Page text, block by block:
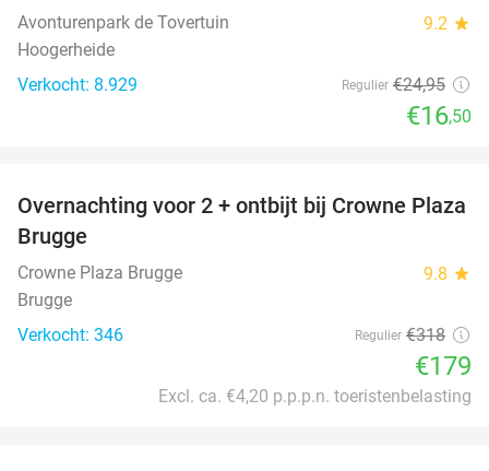
Avonturenpark de Tovertuin 9.2 star
Hoogerheide
Verkocht: 8.929
Regulier €24,95
€16,50
44%
Overnachting voor 2 + ontbijt bij Crowne Plaza
Brugge
Crowne Plaza Brugge 9.8 star
Brugge
Verkocht: 346
Regulier €318
€179
Excl. ca. €4,20 p.p.p.n. toeristenbelasting